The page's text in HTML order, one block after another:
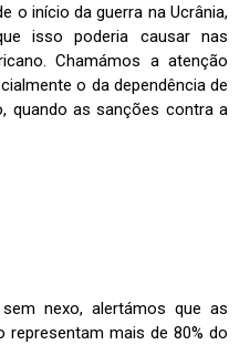
o início da guerra na Ucrânia,
isso poderia causar nas
Chamámos a atenção
o da dependência de
quando as sanções contra a
nexo, alertámos que as
mais de 80% do